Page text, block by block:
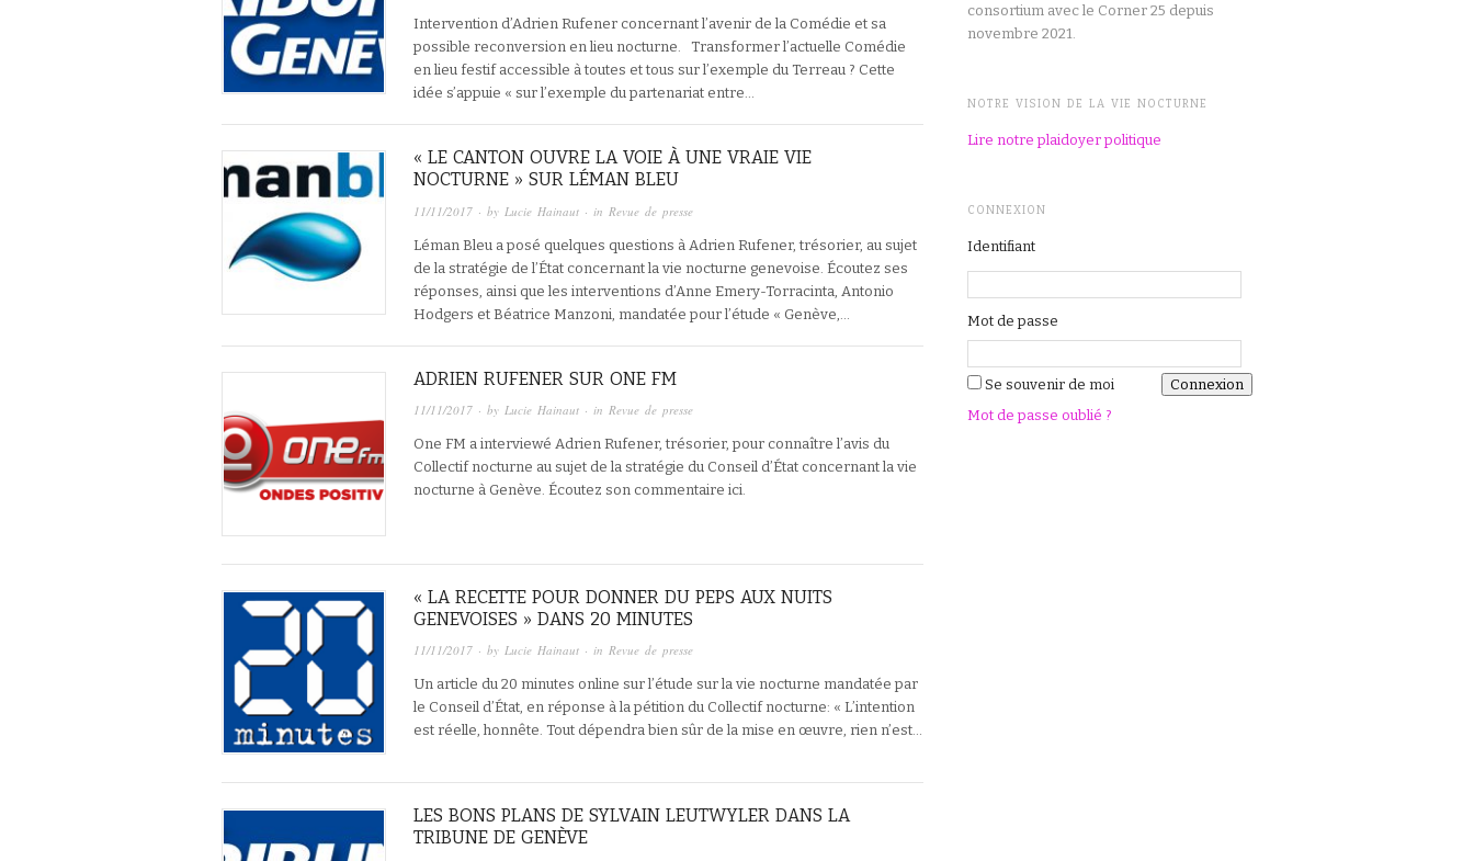
Intervention d’Adrien Rufener concernant l’avenir de la Comédie et sa
possible reconversion en lieu nocturne. Transformer l’actuelle Comédie
en lieu festif accessible à toutes et tous sur l’exemple du Terreau ? Cette
idée s’appuie « sur l’exemple du partenariat entre…
« LE CANTON OUVRE LA VOIE À UNE VRAIE VIE
NOCTURNE » SUR LÉMAN BLEU
11/11/2017 · by Lucie Hainaut · in Revue de presse
Léman Bleu a posé quelques questions à Adrien Rufener, trésorier, au sujet
de la stratégie de l’État concernant la vie nocturne genevoise. Écoutez ses
réponses, ainsi que les interventions d’Anne Emery-Torracinta, Antonio
Hodgers et Béatrice Manzoni, mandatée pour l’étude « Genève,…
ADRIEN RUFENER SUR ONE FM
11/11/2017 · by Lucie Hainaut · in Revue de presse
One FM a interviewé Adrien Rufener, trésorier, pour connaître l’avis du
Collectif nocturne au sujet de la stratégie du Conseil d’État concernant la vie
nocturne à Genève. Écoutez son commentaire ici.
« LA RECETTE POUR DONNER DU PEPS AUX NUITS
GENEVOISES » DANS 20 MINUTES
11/11/2017 · by Lucie Hainaut · in Revue de presse
Un article du 20 minutes online sur l’étude sur la vie nocturne mandatée par
le Conseil d’État, en réponse à la pétition du Collectif nocturne: « L’intention
est réelle, honnête. Tout dépendra bien sûr de la mise en œuvre, rien n’est…
LES BONS PLANS DE SYLVAIN LEUTWYLER DANS LA
TRIBUNE DE GENÈVE
consortium avec le Corner 25 depuis
novembre 2021.
NOTRE VISION DE LA VIE NOCTURNE
Lire notre plaidoyer politique
CONNEXION
Identifiant
Mot de passe
Se souvenir de moi
Mot de passe oublié ?